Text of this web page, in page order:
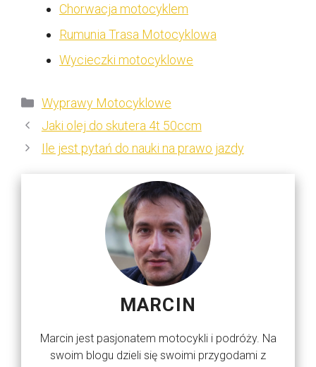
Chorwacja motocyklem
Rumunia Trasa Motocyklowa
Wycieczki motocyklowe
Kategorie
Wyprawy Motocyklowe
Jaki olej do skutera 4t 50ccm
Ile jest pytań do nauki na prawo jazdy
MARCIN
Marcin jest pasjonatem motocykli i podróży. Na
swoim blogu dzieli się swoimi przygodami z